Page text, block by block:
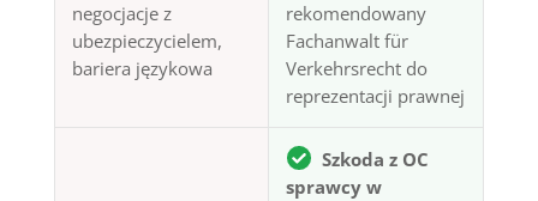
negocjacje z
ubezpieczycielem,
bariera językowa
rekomendowany
Fachanwalt für
Verkehrsrecht do
reprezentacji prawnej
Szkoda z OC
sprawcy w